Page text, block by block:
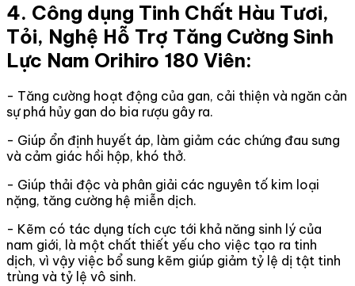
4. Công dụng Tinh Chất Hàu Tươi,
Tỏi, Nghệ Hỗ Trợ Tăng Cường Sinh
Lực Nam Orihiro 180 Viên:
- Tăng cường hoạt động của gan, cải thiện và ngăn cản
sự phá hủy gan do bia rượu gây ra.
- Giúp ổn định huyết áp, làm giảm các chứng đau sưng
và cảm giác hồi hộp, khó thở.
- Giúp thải độc và phân giải các nguyên tố kim loại
nặng, tăng cường hệ miễn dịch.
- Kẽm có tác dụng tích cực tới khả năng sinh lý của
nam giới, là một chất thiết yếu cho việc tạo ra tinh
dịch, vì vậy việc bổ sung kẽm giúp giảm tỷ lệ dị tật tinh
trùng và tỷ lệ vô sinh.